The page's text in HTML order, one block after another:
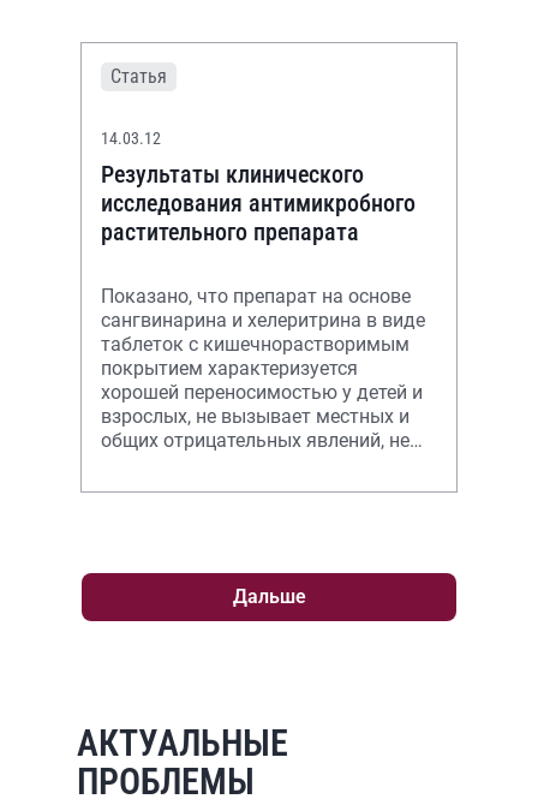
Статья
14.03.12
Результаты клинического
исследования антимикробного
растительного препарата
Показано, что препарат на основе
сангвинарина и хелеритрина в виде
таблеток с кишечнорастворимым
покрытием характеризуется
хорошей переносимостью у детей и
взрослых, не вызывает местных и
общих отрицательных явлений, не
по
Дальше
АКТУАЛЬНЫЕ
ПРОБЛЕМЫ